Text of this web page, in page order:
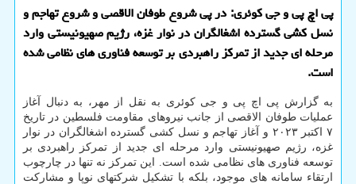
پی اچ پی و جی کوئری: در پی شروع طوفان الاقصی و شروع تهاجم و
نسل کشی گسترده اشغالگران در نوار غزه، رژیم صهیونیستی وارد
مرحله ای جدید از تمرکز راهبردی بر توسعه فناوری های نظامی شده
است.
به گزارش پی اچ پی و جی کوئری به نقل از مهر، به دنبال آغاز
عملیات طوفان الاقصی از جانب نیروهای مقاومت فلسطین در تاریخ
۷ اکتبر ۲۰۲۳ و آغاز تهاجم و نسل کشی گسترده اشغالگران در نوار
غزه، رژیم صهیونیستی وارد مرحله ای جدید از تمرکز راهبردی بر
توسعه فناوری های نظامی شده است. این تمرکز نه تنها در چارچوب
ارتقاء سامانه های موجود، بلکه با تشکیل شرکتهای نوپا و مشارکت